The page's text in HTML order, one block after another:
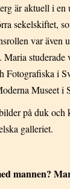
är aktuell i
sekelskiftet,
var även
Maria
Fotografiska i
Museet
på duk och
galleriet.
mannen?